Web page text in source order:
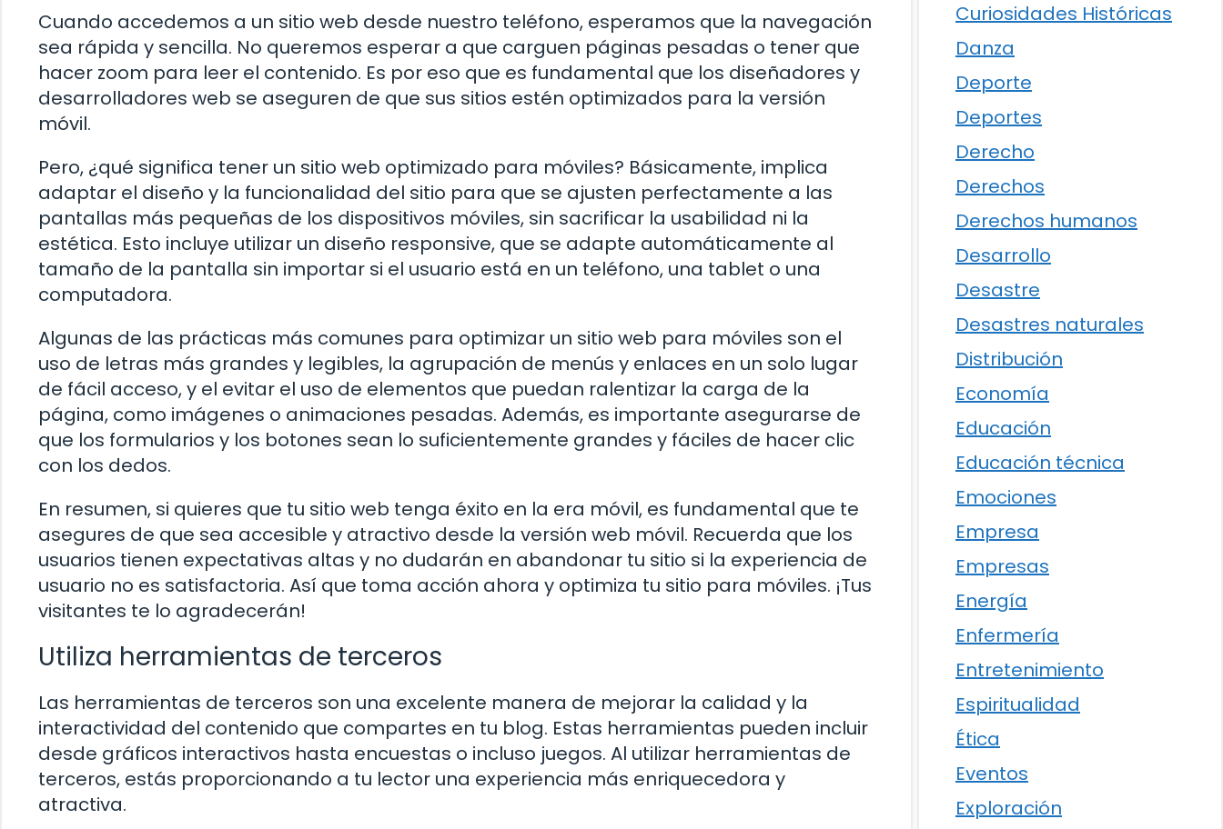
Cuando accedemos a un sitio web desde nuestro teléfono, esperamos que la navegación
sea rápida y sencilla. No queremos esperar a que carguen páginas pesadas o tener que
hacer zoom para leer el contenido. Es por eso que es fundamental que los diseñadores y
desarrolladores web se aseguren de que sus sitios estén optimizados para la versión
móvil.
Pero, ¿qué significa tener un sitio web optimizado para móviles? Básicamente, implica
adaptar el diseño y la funcionalidad del sitio para que se ajusten perfectamente a las
pantallas más pequeñas de los dispositivos móviles, sin sacrificar la usabilidad ni la
estética. Esto incluye utilizar un diseño responsive, que se adapte automáticamente al
tamaño de la pantalla sin importar si el usuario está en un teléfono, una tablet o una
computadora.
Algunas de las prácticas más comunes para optimizar un sitio web para móviles son el
uso de letras más grandes y legibles, la agrupación de menús y enlaces en un solo lugar
de fácil acceso, y el evitar el uso de elementos que puedan ralentizar la carga de la
página, como imágenes o animaciones pesadas. Además, es importante asegurarse de
que los formularios y los botones sean lo suficientemente grandes y fáciles de hacer clic
con los dedos.
En resumen, si quieres que tu sitio web tenga éxito en la era móvil, es fundamental que te
asegures de que sea accesible y atractivo desde la versión web móvil. Recuerda que los
usuarios tienen expectativas altas y no dudarán en abandonar tu sitio si la experiencia de
usuario no es satisfactoria. Así que toma acción ahora y optimiza tu sitio para móviles. ¡Tus
visitantes te lo agradecerán!
Utiliza herramientas de terceros
Las herramientas de terceros son una excelente manera de mejorar la calidad y la
interactividad del contenido que compartes en tu blog. Estas herramientas pueden incluir
desde gráficos interactivos hasta encuestas o incluso juegos. Al utilizar herramientas de
terceros, estás proporcionando a tu lector una experiencia más enriquecedora y
atractiva.
Curiosidades Históricas
Danza
Deporte
Deportes
Derecho
Derechos
Derechos humanos
Desarrollo
Desastre
Desastres naturales
Distribución
Economía
Educación
Educación técnica
Emociones
Empresa
Empresas
Energía
Enfermería
Entretenimiento
Espiritualidad
Ética
Eventos
Exploración